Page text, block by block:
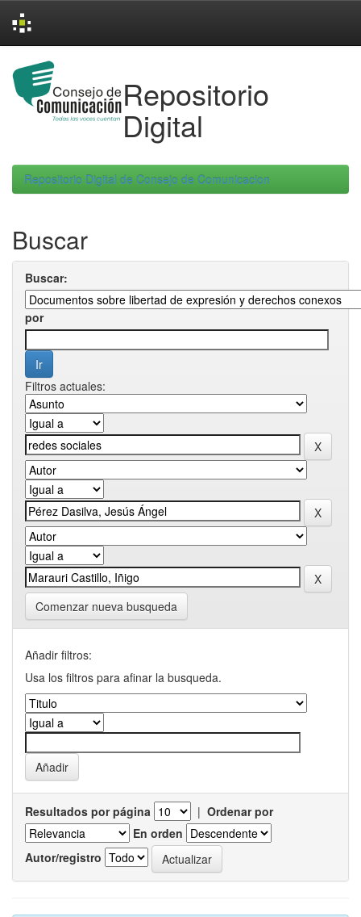
navigation
Repositorio
Digital
Repositorio Digital de Consejo de Comunicacion
Buscar
Buscar:
por
Filtros actuales:
Comenzar nueva busqueda
Añadir filtros:
Usa los filtros para afinar la busqueda.
Resultados por página | Ordenar por
En orden
Autor/registro